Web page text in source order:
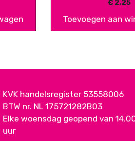
€ 2,25
Toevoegen aan
KVK handelsregister 53558006
BTW nr. NL 175721282B03
Elke woensdag geopend van
uur